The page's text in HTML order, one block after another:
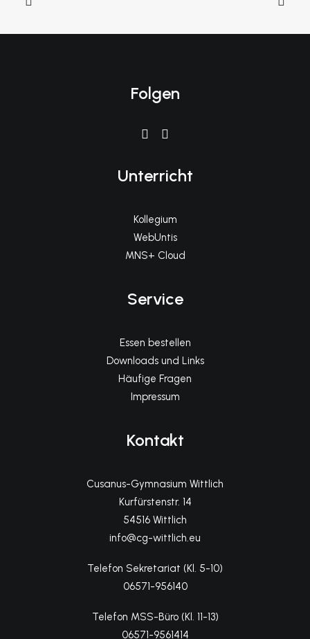
Folgen
Unterricht
Kollegium
WebUntis
MNS+ Cloud
Service
Essen bestellen
Downloads und Links
Häufige Fragen
Impressum
Kontakt
Cusanus-Gymnasium Wittlich
Kurfürstenstr. 14
54516 Wittlich
info@cg-wittlich.eu
Telefon Sekretariat (Kl. 5-10)
06571-956140
Telefon MSS-Büro (Kl. 11-13)
06571-9561414